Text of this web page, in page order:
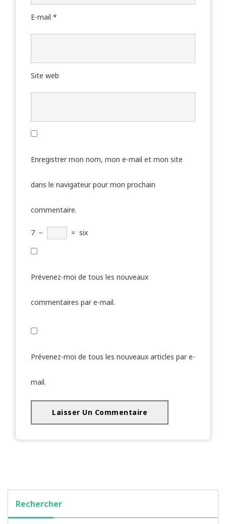
E-mail *
Site web
Enregistrer mon nom, mon e-mail et mon site
dans le navigateur pour mon prochain
commentaire.
7 − = six
Prévenez-moi de tous les nouveaux
commentaires par e-mail.
Prévenez-moi de tous les nouveaux articles par e-
mail.
Rechercher